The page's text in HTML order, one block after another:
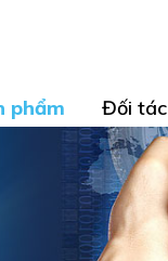
phẩm Đối tác